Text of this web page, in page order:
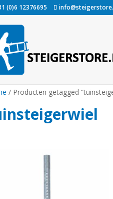
(0)6 12376695
/ Producten getagged